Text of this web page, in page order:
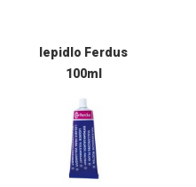
lepidlo Ferdus
100ml